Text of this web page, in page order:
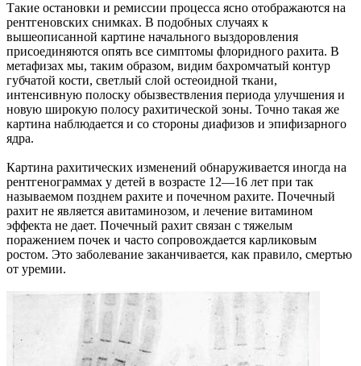
Такие остановки и ремиссии процесса ясно отображаются на
рентгеновских снимках. В подобных случаях к
вышеописанной картине начального выздоровления
присоединяются опять все симптомы флоридного рахита. В
метафизах мы, таким образом, видим бахромчатый контур
губчатой кости, светлый слой остеоидной ткани,
интенсивную полоску обызвествления периода улучшения и
новую широкую полосу рахитической зоны. Точно такая же
картина наблюдается и со стороны диафизов и эпифизарного
ядра.
Картина рахитических изменений обнаруживается иногда на
рентгенограммах у детей в возрасте 12—16 лет при так
называемом позднем рахите и почечном рахите. Почечный
рахит не является авитаминозом, и лечение витамином
эффекта не дает. Почечный рахит связан с тяжелым
поражением почек и часто сопровождается карликовым
ростом. Это заболевание заканчивается, как правило, смертью
от уремии.